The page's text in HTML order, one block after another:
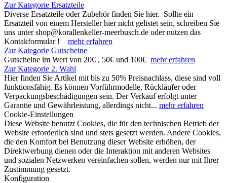
Zur Kategorie Ersatzteile
Diverse Ersatzteile oder Zubehör finden Sie hier. Sollte ein
Ersatzteil von einem Hersteller hier nicht gelistet sein, schreiben Sie
uns unter shop@korallenkeller-meerbusch.de oder nutzen das
Kontakformular ! mehr erfahren
Zur Kategorie Gutscheine
Gutscheine im Wert von 20€ , 50€ und 100€ mehr erfahren
Zur Kategorie 2. Wahl
Hier finden Sie Artikel mit bis zu 50% Preisnachlass, diese sind voll
funktionsfähig. Es können Vorführmodelle, Rückläufer oder
Verpackungsbeschädigungen sein. Der Verkauf erfolgt unter
Garantie und Gewährleistung, allerdings nicht... mehr erfahren
Cookie-Einstellungen
Diese Website benutzt Cookies, die für den technischen Betrieb der
Website erforderlich sind und stets gesetzt werden. Andere Cookies,
die den Komfort bei Benutzung dieser Website erhöhen, der
Direktwerbung dienen oder die Interaktion mit anderen Websites
und sozialen Netzwerken vereinfachen sollen, werden nur mit Ihrer
Zustimmung gesetzt.
Konfiguration